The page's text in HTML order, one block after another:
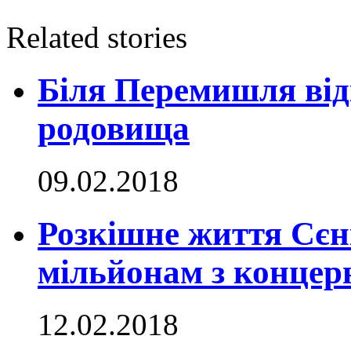
Related stories
Біля Перемишля
родовища
09.02.2018
Розкішне життя
мільйонам з
12.02.2018